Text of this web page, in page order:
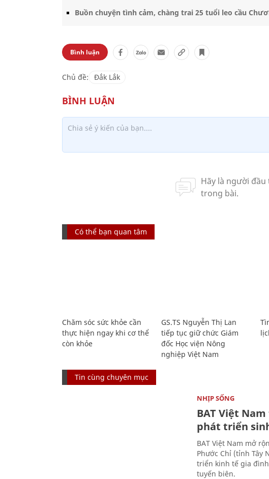
Buồn chuyện tình cảm, chàng trai 25 tuổi leo cầu
Bình luận
Chủ đề: Đắk Lắk
Có thể bạn quan tâm
Chăm sóc sức khỏe cần
thực hiện ngay khi cơ thể
còn khỏe
GS.TS Nguyễn Thị Lan
tiếp tục giữ chức Giám
đốc Học viện Nông
nghiệp Việt Nam
Tin cùng chuyên mục
NHỊP SỐNG
BAT Việt
phát triển
BAT Việt Nam mở
Phước Chỉ (tỉnh Tây
triển kinh tế gia
tuyến biên.